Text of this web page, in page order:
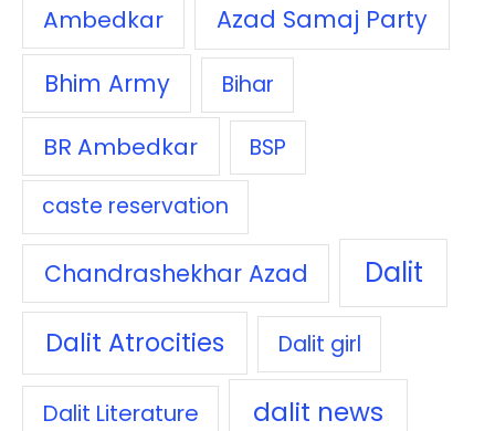
Ambedkar
Azad Samaj Party
Bhim Army
Bihar
BR Ambedkar
BSP
caste reservation
Chandrashekhar Azad Dalit
Dalit Atrocities Dalit girl
Dalit Literature dalit news